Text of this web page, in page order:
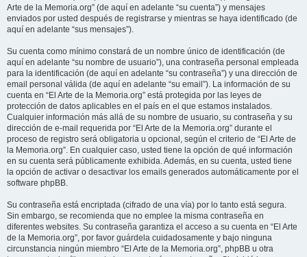
Arte de la Memoria.org” (de aquí en adelante “su cuenta”) y mensajes
enviados por usted después de registrarse y mientras se haya identificado (de
aquí en adelante “sus mensajes”).
Su cuenta como mínimo constará de un nombre único de identificación (de
aquí en adelante “su nombre de usuario”), una contraseña personal empleada
para la identificación (de aquí en adelante “su contraseña”) y una dirección de
email personal válida (de aquí en adelante “su email”). La información de su
cuenta en “El Arte de la Memoria.org” está protegida por las leyes de
protección de datos aplicables en el país en el que estamos instalados.
Cualquier información más allá de su nombre de usuario, su contraseña y su
dirección de e-mail requerida por “El Arte de la Memoria.org” durante el
proceso de registro será obligatoria u opcional, según el criterio de “El Arte de
la Memoria.org”. En cualquier caso, usted tiene la opción de qué información
en su cuenta será públicamente exhibida. Además, en su cuenta, usted tiene
la opción de activar o desactivar los emails generados automáticamente por el
software phpBB.
Su contraseña está encriptada (cifrado de una vía) por lo tanto está segura.
Sin embargo, se recomienda que no emplee la misma contraseña en
diferentes websites. Su contraseña garantiza el acceso a su cuenta en “El Arte
de la Memoria.org”, por favor guárdela cuidadosamente y bajo ninguna
circunstancia ningún miembro “El Arte de la Memoria.org”, phpBB u otra